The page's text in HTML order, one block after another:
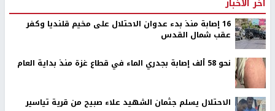
16 إصابة منذ بدء عدوان الاحتلال على مخيم قلنديا وكفر
عقب شمال القدس
نحو 58 ألف إصابة بجدري الماء في قطاع غزة منذ بداية العام
الاحتلال يسلم جثمان الشهيد علاء صبيح من قرية تياسير